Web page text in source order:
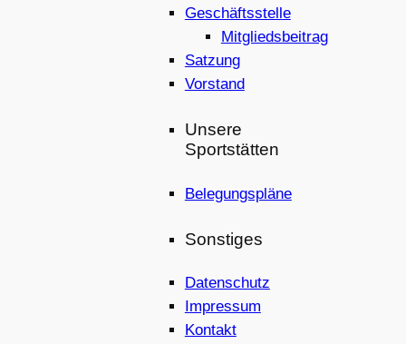
Geschäftsstelle
Mitgliedsbeitrag
Satzung
Vorstand
Unsere
Sportstätten
Belegungspläne
Sonstiges
Datenschutz
Impressum
Kontakt